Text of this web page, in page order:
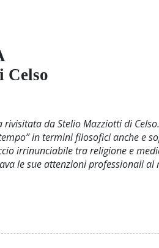
Celso
da Stelio Mazziotti di Celso.
in termini filosofici anche e
irrinunciabile tra religione e
le sue attenzioni professionali